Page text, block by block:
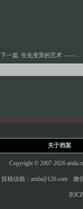
下一篇: 生化变异的艺术 ——..
关于档案
Copyright © 2007-2026
投稿信箱：artda@126.com 微
京